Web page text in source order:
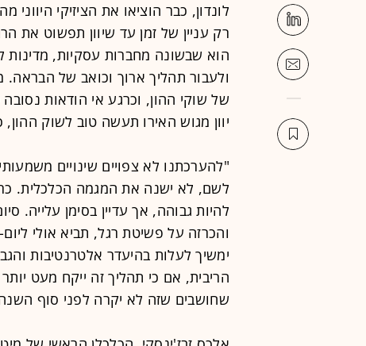
לונדון, כבר הוציאו את הציזיקי
רק עניין של זמן עד שיוון תפשוט את
הוא שבשונה מחברות עסקיות, מדינות
ולעבור תהליך ארוך וכואב של הבראה.
של שוקי ההון, וכרגע אי הודאות
יוון מגוש האירו תעשה טוב לשוק ההון,
"להערכתנו לא צפויים שינויים
לשם, לא ישנה את המגמה הכלכלית.
להיות גבוהה, אך עדיין בסימן עלייה.
והכרזה על פשיטת רגל, תביא אולי
ימשיך לעלות בהיעדר אלטרנטיבות
הריבית, אם כי תהליך זה ייקח מעט
שחושבים שזה לא יקרה לפני סוף